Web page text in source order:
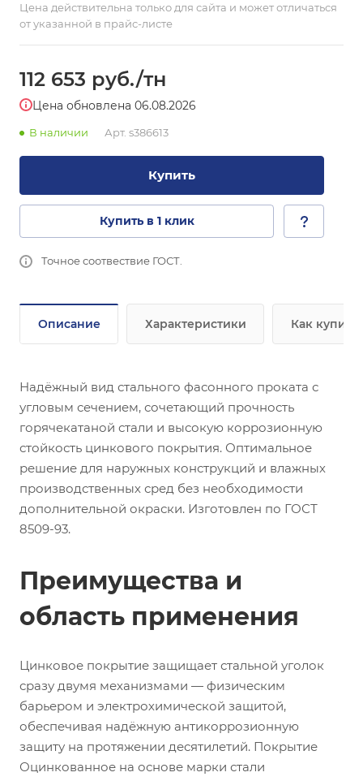
Цена действительна только для сайта и может отличаться
от указанной в прайс-листе
112 653 руб./тн
Цена обновлена 06.08.2026
В наличии Арт. s386613
Купить
Купить в 1 клик
Точное соотвествие ГОСТ.
Описание Характеристики Как купить
Надёжный вид стального фасонного проката с
угловым сечением, сочетающий прочность
горячекатаной стали и высокую коррозионную
стойкость цинкового покрытия. Оптимальное
решение для наружных конструкций и влажных
производственных сред без необходимости
дополнительной окраски. Изготовлен по ГОСТ
8509-93.
Преимущества и
область применения
Цинковое покрытие защищает стальной уголок
сразу двумя механизмами — физическим
барьером и электрохимической защитой,
обеспечивая надёжную антикоррозионную
защиту на протяжении десятилетий. Покрытие
Оцинкованное на основе марки стали